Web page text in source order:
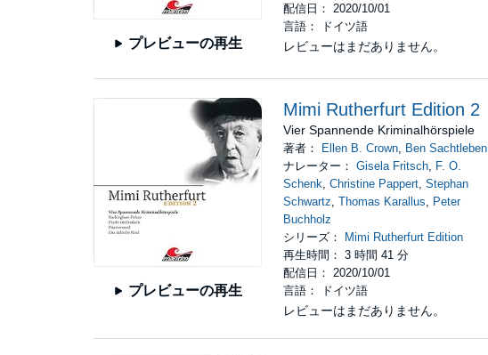
プレビューの再生
配信日： 2020/10/01
言語： ドイツ語
レビューはまだありません。
プレビューの再生
Mimi Rutherfurt Edition 2
Vier Spannende Kriminalhörspiele
著者： Ellen B. Crown, Ben Sachtleben
ナレーター：Gisela Fritsch, F. O.
Schenk,Christine Pappert,Stephan
Schwartz,Thomas Karallus, Peter
Buchholz
シリーズ：
Mimi Rutherfurt Edition
再生時間： 3 時間 41 分
配信日： 2020/10/01
言語： ドイツ語
レビューはまだありません。